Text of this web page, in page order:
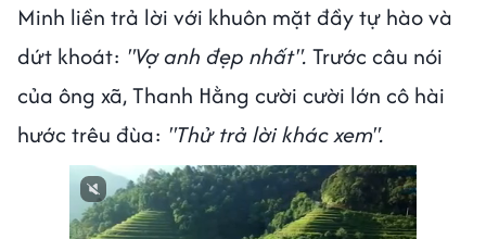
Minh liền trả lời với khuôn mặt đầy tự hào và
dứt khoát: "Vợ anh đẹp nhất". Trước câu nói
của ông xã, Thanh Hằng cười cười lớn cô hài
hước trêu đùa: "Thử trả lời khác xem".